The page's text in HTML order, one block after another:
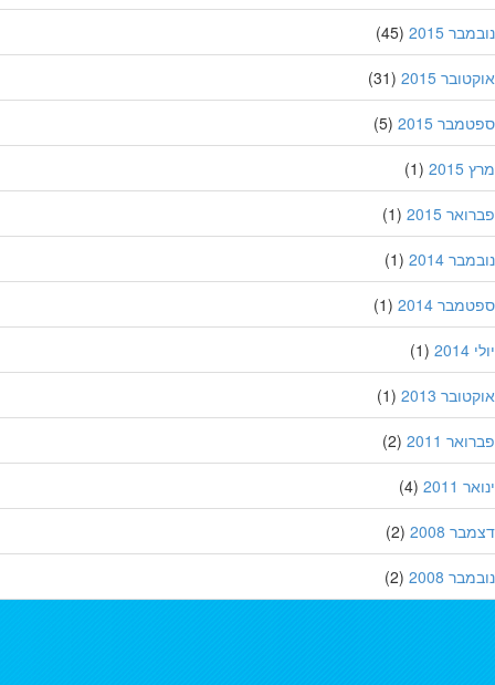
2015
(45)
2015
(31)
2015
(5)
(1)
2015
(1)
2014
(1)
2014
(1)
(1)
2013
(1)
2011
(2)
2011
(4)
2008
(2)
2008
(2)